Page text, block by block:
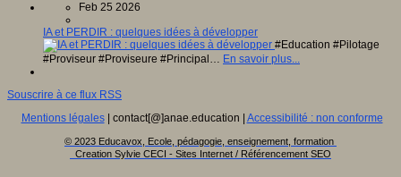
Feb 25 2026
IA et PERDIR : quelques idées à développer
#Education #Pilotage
#Proviseur #Proviseure #Principal… En savoir plus...
Souscrire à ce flux RSS
Mentions légales| contact[@]anae.education | Accessibilité : non conforme
© 2023 Educavox, Ecole, pédagogie, enseignement, formation
Creation Sylvie CECI - Sites Internet / Référencement SEO